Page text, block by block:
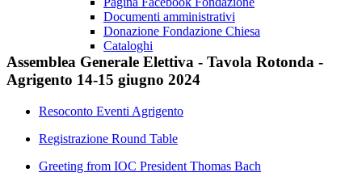
Documenti amministrativi
Donazione Fondazione Chiesa
Cataloghi
Assemblea Generale Elettiva - Tavola Rotonda -
Agrigento 14-15 giugno 2024
Resoconto Eventi Agrigento
Registrazione Round Table
Greeting from IOC President Thomas Bach